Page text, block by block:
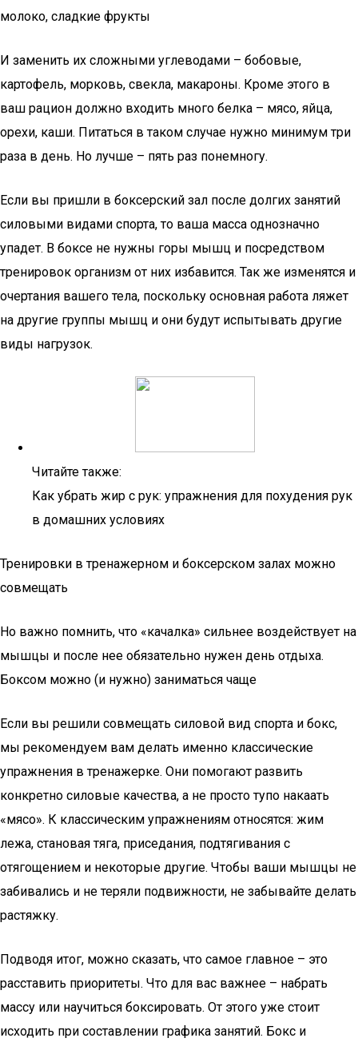
молоко, сладкие фрукты
И заменить их сложными углеводами – бобовые,
картофель, морковь, свекла, макароны. Кроме этого в
ваш рацион должно входить много белка – мясо, яйца,
орехи, каши. Питаться в таком случае нужно минимум три
раза в день. Но лучше – пять раз понемногу.
Если вы пришли в боксерский зал после долгих занятий
силовыми видами спорта, то ваша масса однозначно
упадет. В боксе не нужны горы мышц и посредством
тренировок организм от них избавится. Так же изменятся и
очертания вашего тела, поскольку основная работа ляжет
на другие группы мышц и они будут испытывать другие
виды нагрузок.
Читайте также:
Как убрать жир с рук: упражнения для похудения рук
в домашних условиях
Тренировки в тренажерном и боксерском залах можно
совмещать
Но важно помнить, что «качалка» сильнее воздействует на
мышцы и после нее обязательно нужен день отдыха.
Боксом можно (и нужно) заниматься чаще
Если вы решили совмещать силовой вид спорта и бокс,
мы рекомендуем вам делать именно классические
упражнения в тренажерке. Они помогают развить
конкретно силовые качества, а не просто тупо накаать
«мясо». К классическим упражнениям относятся: жим
лежа, становая тяга, приседания, подтягивания с
отягощением и некоторые другие. Чтобы ваши мышцы не
забивались и не теряли подвижности, не забывайте делать
растяжку.
Подводя итог, можно сказать, что самое главное – это
расставить приоритеты. Что для вас важнее – набрать
массу или научиться боксировать. От этого уже стоит
исходить при составлении графика занятий. Бокс и